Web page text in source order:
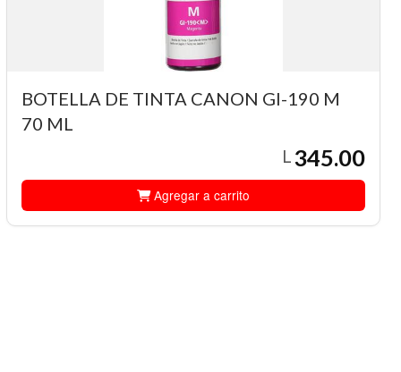
BOTELLA DE TINTA CANON GI-190 M
70 ML
L345.00
Agregar a carrito